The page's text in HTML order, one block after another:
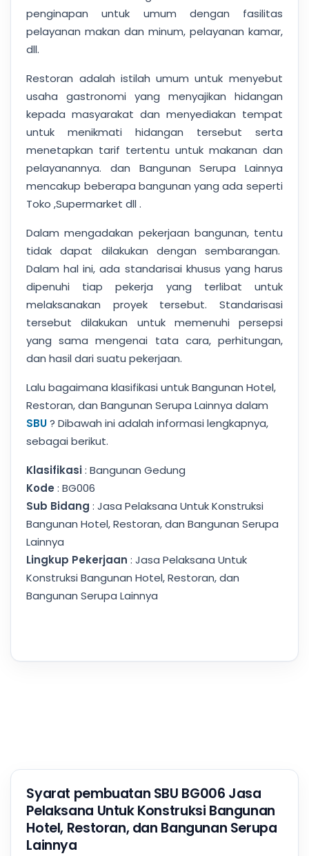
penginapan untuk umum dengan fasilitas
pelayanan makan dan minum, pelayanan kamar,
dll.
Restoran adalah istilah umum untuk menyebut
usaha gastronomi yang menyajikan hidangan
kepada masyarakat dan menyediakan tempat
untuk menikmati hidangan tersebut serta
menetapkan tarif tertentu untuk makanan dan
pelayanannya. dan Bangunan Serupa Lainnya
mencakup beberapa bangunan yang ada seperti
Toko ,Supermarket dll .
Dalam mengadakan pekerjaan bangunan, tentu
tidak dapat dilakukan dengan sembarangan.
Dalam hal ini, ada standarisai khusus yang harus
dipenuhi tiap pekerja yang terlibat untuk
melaksanakan proyek tersebut. Standarisasi
tersebut dilakukan untuk memenuhi persepsi
yang sama mengenai tata cara, perhitungan,
dan hasil dari suatu pekerjaan.
Lalu bagaimana klasifikasi untuk Bangunan Hotel,
Restoran, dan Bangunan Serupa Lainnya dalam
SBU? Dibawah ini adalah informasi lengkapnya,
sebagai berikut.
Klasifikasi: Bangunan Gedung
Kode : BG006
Sub Bidang : Jasa Pelaksana Untuk Konstruksi
Bangunan Hotel, Restoran, dan Bangunan Serupa
Lainnya
Lingkup Pekerjaan : Jasa Pelaksana Untuk
Konstruksi Bangunan Hotel, Restoran, dan
Bangunan Serupa Lainnya
Syarat pembuatan SBU BG006 Jasa
Pelaksana Untuk Konstruksi Bangunan
Hotel, Restoran, dan Bangunan Serupa
Lainnya